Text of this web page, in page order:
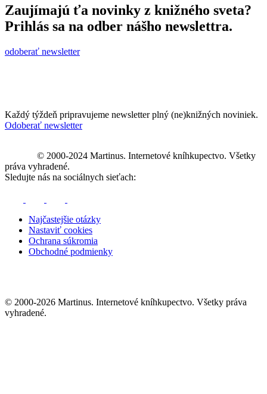
Zaujímajú ťa novinky z knižného sveta?
Prihlás sa na odber nášho newslettra.
odoberať newsletter
Každý týždeň pripravujeme newsletter plný (ne)knižných noviniek.
Odoberať newsletter
© 2000-2024 Martinus. Internetové kníhkupectvo. Všetky
práva vyhradené.
Sledujte nás na sociálnych sieťach:
Najčastejšie otázky
Nastaviť cookies
Ochrana súkromia
Obchodné podmienky
© 2000-2026 Martinus. Internetové kníhkupectvo. Všetky práva
vyhradené.